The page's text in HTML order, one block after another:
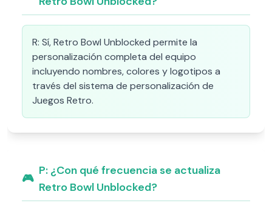
R: Sí, Retro Bowl Unblocked permite la
personalización completa del equipo
incluyendo nombres, colores y logotipos a
través del sistema de personalización de
Juegos Retro.
🎮
P: ¿Con qué frecuencia se actualiza
Retro Bowl Unblocked?